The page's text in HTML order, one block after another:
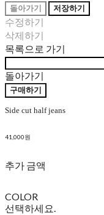
돌아가기 저장하기
수정하기
삭제하기
목록으로 가기
돌아가기
구매하기
Side cut half jeans
41,000원
추가 금액
COLOR
선택하세요.